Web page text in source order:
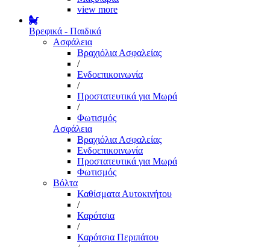
view more
Βρεφικά - Παιδικά
Ασφάλεια
Βραχιόλια Ασφαλείας
/
Ενδοεπικοινωνία
/
Προστατευτικά για Μωρά
/
Φωτισμός
Ασφάλεια
Βραχιόλια Ασφαλείας
Ενδοεπικοινωνία
Προστατευτικά για Μωρά
Φωτισμός
Βόλτα
Καθίσματα Αυτοκινήτου
/
Καρότσια
/
Καρότσια Περιπάτου